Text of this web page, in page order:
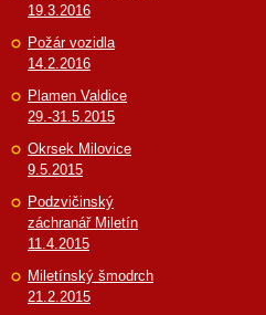
19.3.2016
Požár vozidla
14.2.2016
Plamen Valdice
29.-31.5.2015
Okrsek Milovice
9.5.2015
Podzvičinský
záchranář Miletín
11.4.2015
Miletínský šmodrch
21.2.2015